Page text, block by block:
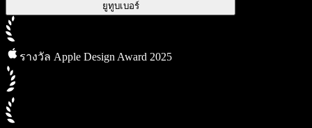
ยูทูบเบอร์
รางวัล Apple Design Award 2025